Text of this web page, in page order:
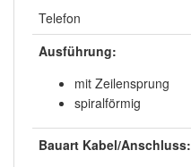
Telefon
Ausführung:
mit Zeilensprung
spiralförmig
Bauart Kabel/Anschluss: